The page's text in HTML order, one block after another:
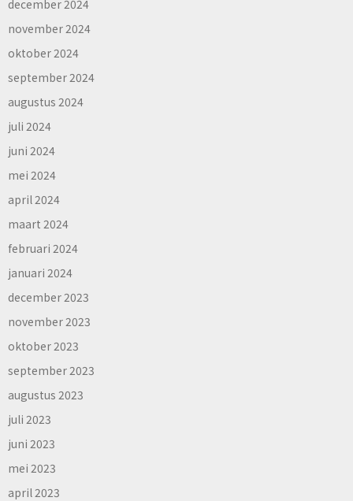
december 2024
november 2024
oktober 2024
september 2024
augustus 2024
juli 2024
juni 2024
mei 2024
april 2024
maart 2024
februari 2024
januari 2024
december 2023
november 2023
oktober 2023
september 2023
augustus 2023
juli 2023
juni 2023
mei 2023
april 2023